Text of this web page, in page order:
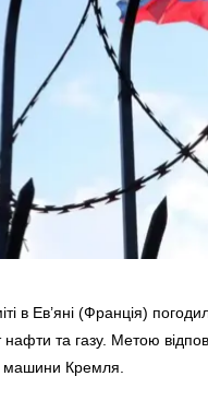
в Ев’яні (Франція)
та газу. Метою
машини Кремля.